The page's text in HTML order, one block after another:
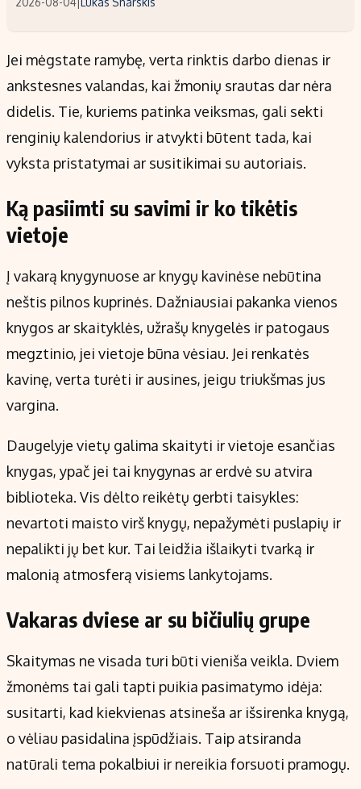
Jei mėgstate ramybę, verta rinktis darbo dienas ir
ankstesnes valandas, kai žmonių srautas dar nėra
didelis. Tie, kuriems patinka veiksmas, gali sekti
renginių kalendorius ir atvykti būtent tada, kai
vyksta pristatymai ar susitikimai su autoriais.
Ką pasiimti su savimi ir ko tikėtis
vietoje
Į vakarą knygynuose ar knygų kavinėse nebūtina
neštis pilnos kuprinės. Dažniausiai pakanka vienos
knygos ar skaityklės, užrašų knygelės ir patogaus
megztinio, jei vietoje būna vėsiau. Jei renkatės
kavinę, verta turėti ir ausines, jeigu triukšmas jus
vargina.
Daugelyje vietų galima skaityti ir vietoje esančias
knygas, ypač jei tai knygynas ar erdvė su atvira
biblioteka. Vis dėlto reikėtų gerbti taisykles:
nevartoti maisto virš knygų, nepažymėti puslapių ir
nepalikti jų bet kur. Tai leidžia išlaikyti tvarką ir
malonią atmosferą visiems lankytojams.
Vakaras dviese ar su bičiulių grupe
Skaitymas ne visada turi būti vieniša veikla. Dviem
žmonėms tai gali tapti puikia pasimatymo idėja:
susitarti, kad kiekvienas atsineša ar išsirenka knygą,
o vėliau pasidalina įspūdžiais. Taip atsiranda
natūrali tema pokalbiui ir nereikia forsuoti pramogų.